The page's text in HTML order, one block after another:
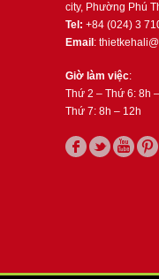
city, Phường Phú
Tel: +84 (024) 3
Email :
Giờ làm việc:
Thứ 2 – Thứ 6: 8h
Thứ 7: 8h – 12h